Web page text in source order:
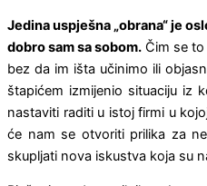
Jedina uspješna „obrana“ je
dobro sam sa sobom. Čim se
bez da im išta učinimo ili
štapićem izmijenio situaciju iz
nastaviti raditi u istoj firmi u
će nam se otvoriti prilika za
skupljati nova iskustva koja su